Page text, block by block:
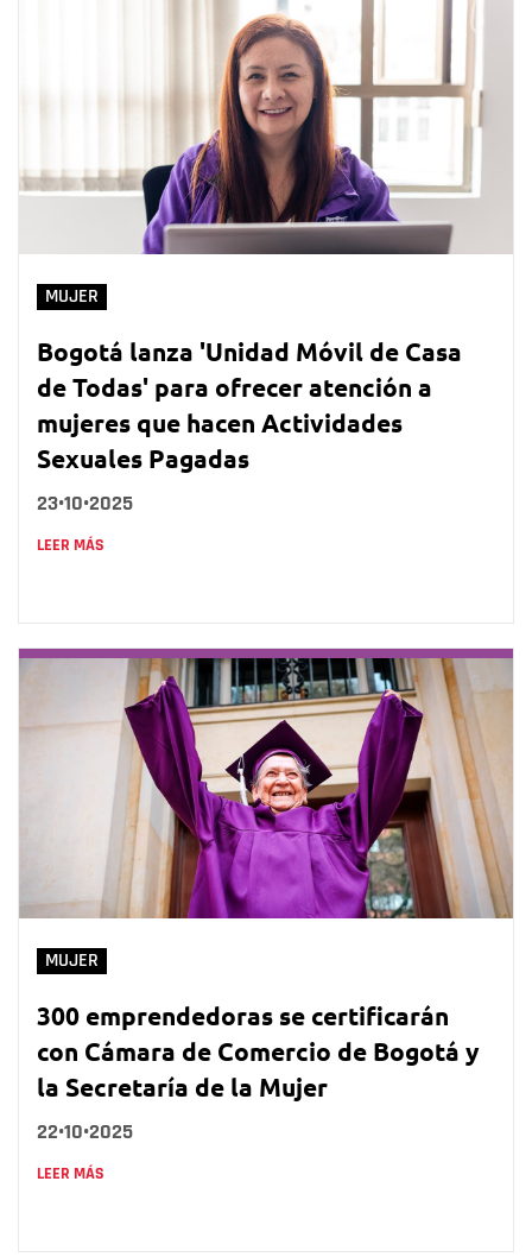
MUJER
Bogotá lanza 'Unidad Móvil de Casa
de Todas' para ofrecer atención a
mujeres que hacen Actividades
Sexuales Pagadas
23•10•2025
LEER MÁS
MUJER
300 emprendedoras se certificarán
con Cámara de Comercio de Bogotá y
la Secretaría de la Mujer
22•10•2025
LEER MÁS